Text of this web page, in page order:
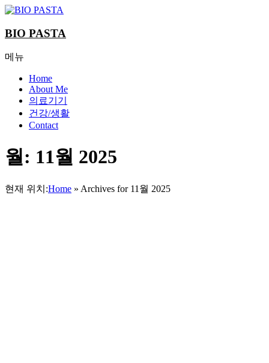
Skip
content
BIO PASTA
메뉴
Home
About Me
의료기기
건강/생활
Contact
월: 11월 2025
현재 위치:Home » Archives for 11월 2025